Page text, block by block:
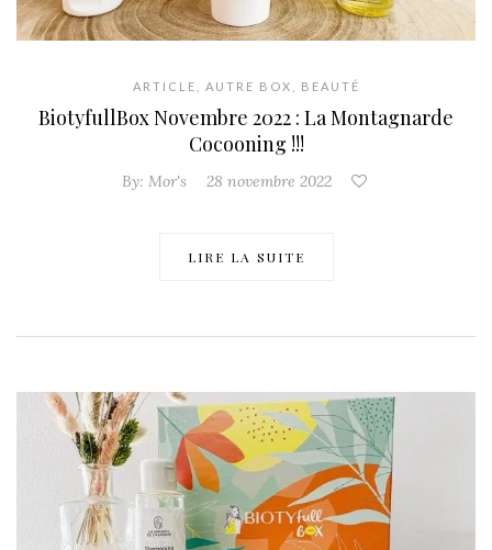
ARTICLE AUTRE BOX BEAUTÉ
BiotyfullBox Novembre 2022 : La Montagnarde
Cocooning !!!
By: Mor's 28 novembre 2022
LIRE LA SUITE